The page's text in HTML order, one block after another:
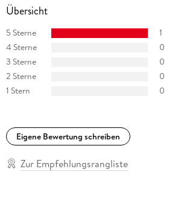
Übersicht
5 Sterne
1
4 Sterne
0
3 Sterne
0
2 Sterne
0
1 Stern
0
Eigene Bewertung schreiben
Zur Empfehlungsrangliste